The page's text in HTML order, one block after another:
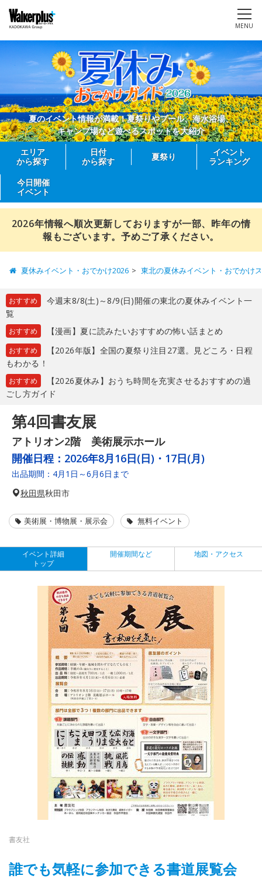
MENU
夏のイベント情報が満載！夏祭りやプール、海水浴場、
キャンプ場など遊べるスポットを大紹介
エリア
から探す
日付
から探す
夏祭り
イベント
ランキング
今日開催
イベント
2026年情報へ順次更新しておりますが一部、昨年の情
報もございます。予めご了承ください。
夏休みイベント・おでかけ2026 東北の夏休みイベント・おでかけ
おすすめ
今週末8/8(土)～8/9(日)開催の東北の夏休みイベント一
覧
おすすめ 【漫画】夏に読みたいおすすめの怖い話まとめ
おすすめ
【2026年版】全国の夏祭り注目27選。見どころ・日程
もわかる！
おすすめ
【2026夏休み】おうち時間を充実させるおすすめの過
ごし方ガイド
第4回書友展
アトリオン2階 美術展示ホール
開催日程： 2026年8月16日(日)・17日(月)
出品期間：4月1日～6月6日まで
秋田県秋田市
美術展・博物展・展示会 無料イベント
イベント詳細
トップ
開催期間など 地図・アクセス
書友社
誰でも気軽に参加できる書道展覧会